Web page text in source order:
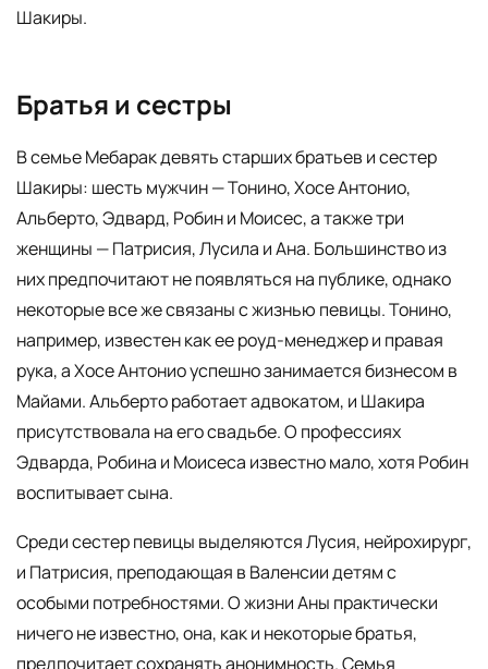
Шакиры.
Братья и сестры
В семье Мебарак девять старших братьев и сестер
Шакиры: шесть мужчин — Тонино, Хосе Антонио,
Альберто, Эдвард, Робин и Моисес, а также три
женщины — Патрисия, Лусила и Ана. Большинство из
них предпочитают не появляться на публике, однако
некоторые все же связаны с жизнью певицы. Тонино,
например, известен как ее роуд-менеджер и правая
рука, а Хосе Антонио успешно занимается бизнесом в
Майами. Альберто работает адвокатом, и Шакира
присутствовала на его свадьбе. О профессиях
Эдварда, Робина и Моисеса известно мало, хотя Робин
воспитывает сына.
Среди сестер певицы выделяются Лусия, нейрохирург,
и Патрисия, преподающая в Валенсии детям с
особыми потребностями. О жизни Аны практически
ничего не известно, она, как и некоторые братья,
предпочитает сохранять анонимность. Семья